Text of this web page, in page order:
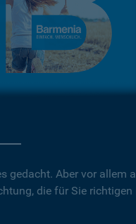
gedacht. Aber vor allem
die für Sie richtigen